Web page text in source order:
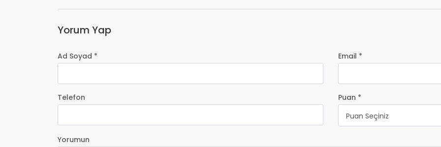
Yorum Yap
Ad Soyad * Email *
Telefon
Puan *
Puan Seçiniz
Yorumun